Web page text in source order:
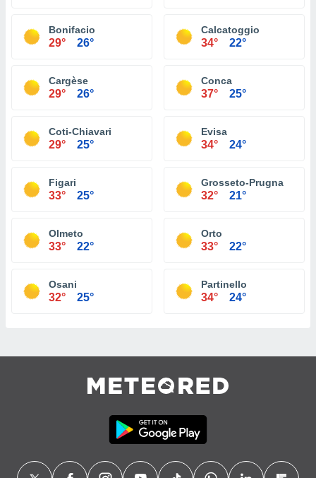
Bonifacio
29° 26°
Calcatoggio
34° 22°
Cargèse
29° 26°
Conca
37° 25°
Coti-Chiavari
29° 25°
Evisa
34° 24°
Figari
33° 25°
Grosseto-Prugna
32° 21°
Olmeto
33° 22°
Orto
33° 22°
Osani
32° 25°
Partinello
34° 24°